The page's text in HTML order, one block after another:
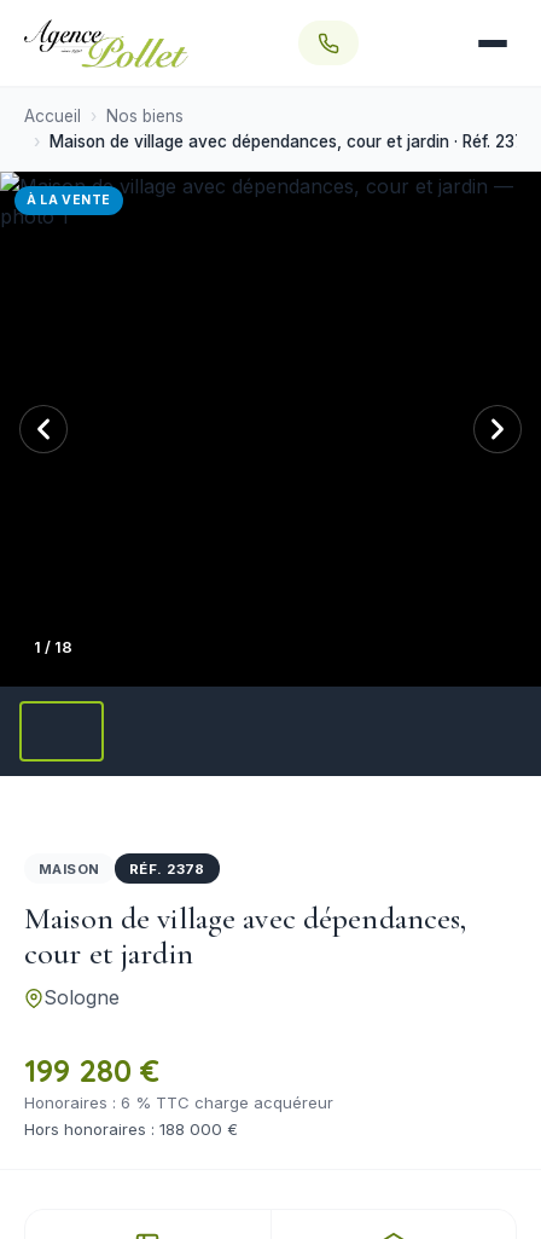
Aubigny-sur-Nère
Sologne
Bourges
Vendu par l'agence
Accueil
Nos biens
Maison de village avec dépendances, cour et jardin · Réf. 2378
À LA VENTE
1 / 18
MAISON RÉF. 2378
Maison de village avec dépendances,
cour et jardin
Sologne
199 280 €
Honoraires : 6 % TTC charge acquéreur
Hors honoraires : 188 000 €